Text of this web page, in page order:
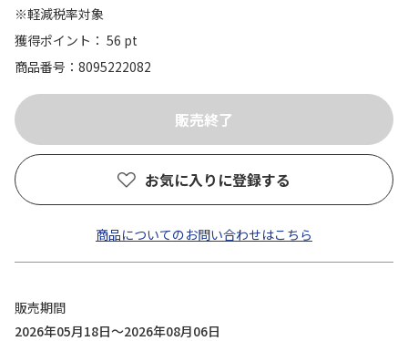
※軽減税率対象
獲得ポイント： 56 pt
商品番号
8095222082
お気に入りに登録する
商品についてのお問い合わせはこちら
販売期間
2026年05月18日～2026年08月06日